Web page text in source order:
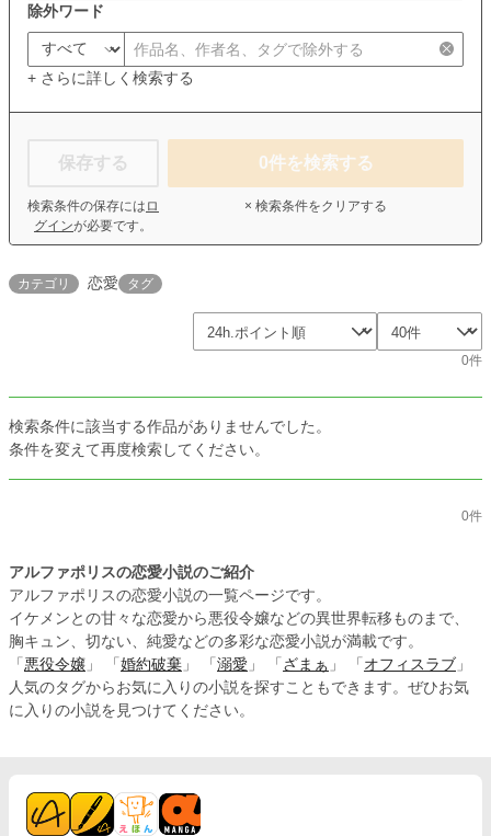
除外ワード
+ さらに詳しく検索する
保存する
検索条件の保存には ロ
グインが必要です。
0件を検索する
× 検索条件をクリアする
カテゴリ 恋愛 タグ
0件
検索条件に該当する作品がありませんでした。
条件を変えて再度検索してください。
0件
アルファポリスの恋愛小説のご紹介
アルファポリスの恋愛小説の一覧ページです。
イケメンとの甘々な恋愛から悪役令嬢などの異世界転移ものまで、
胸キュン、切ない、純愛などの多彩な恋愛小説が満載です。
「 悪役令嬢 」 「 婚約破棄 」 「 溺愛 」 「 ざまぁ 」 「 オフィスラブ 」
人気のタグからお気に入りの小説を探すこともできます。ぜひお気
に入りの小説を見つけてください。